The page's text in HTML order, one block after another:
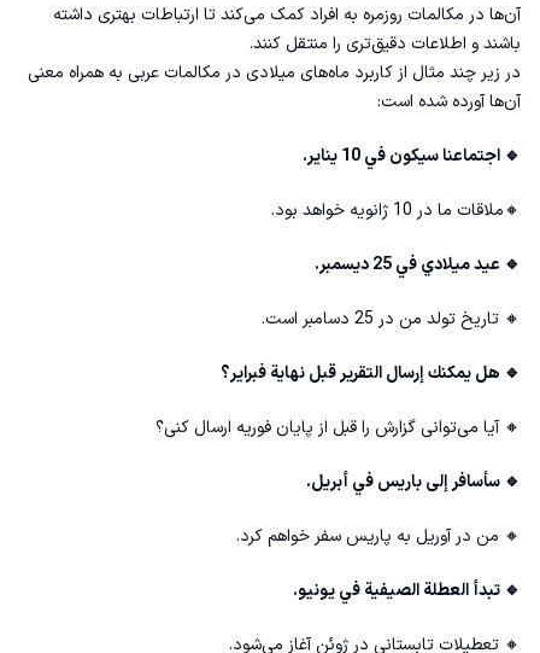
آن‌ها در مکالمات روزمره به افراد کمک می‌کند تا ارتباطات بهتری داشته
باشند و اطلاعات دقیق‌تری را منتقل کنند.
در زیر چند مثال از کاربرد ماه‌های میلادی در مکالمات عربی به همراه معنی
آن‌ها آورده شده است:
🔹 اجتماعنا سيكون في 10 يناير.
🔸ملاقات ما در 10 ژانویه خواهد بود.
🔹 عيد ميلادي في 25 ديسمبر.
🔸 تاریخ تولد من در 25 دسامبر است.
🔹 هل يمكنك إرسال التقرير قبل نهاية فبراير؟
🔸 آیا می‌توانی گزارش را قبل از پایان فوریه ارسال کنی؟
🔹 سأسافر إلى باريس في أبريل.
🔸 من در آوریل به پاریس سفر خواهم کرد.
🔹 تبدأ العطلة الصيفية في يونيو.
🔸 تعطیلات تابستانی در ژوئن آغاز می‌شود.